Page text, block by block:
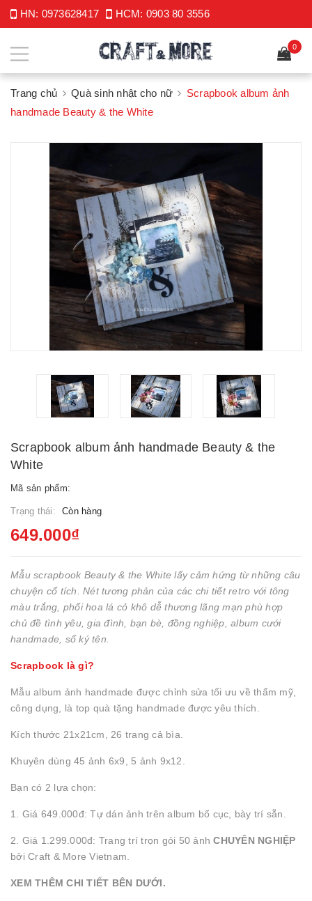
HN: 0973628417 HCM: 0903 80 3556
0
Trang chủ Quà sinh nhật cho nữ
Scrapbook album ảnh
handmade Beauty & the White
Scrapbook album ảnh handmade Beauty & the
White
Mã sản phẩm:
Trạng thái: Còn hàng
649.000₫
Mẫu scrapbook Beauty & the White lấy cảm hứng từ những câu
chuyện cổ tích. Nét tương phản của các chi tiết retro với tông
màu trắng, phối hoa lá cỏ khô dễ thương lãng mạn phù hợp
chủ đề tình yêu, gia đình, bạn bè, đồng nghiệp, album cưới
handmade, sổ ký tên.
Scrapbook là gì?
Mẫu album ảnh handmade được chỉnh sửa tối ưu về thẩm mỹ,
công dụng, là top quà tặng handmade được yêu thích.
Kích thước 21x21cm, 26 trang cả bìa.
Khuyên dùng 45 ảnh 6x9, 5 ảnh 9x12.
Bạn có 2 lựa chọn:
1. Giá 649.000đ: Tự dán ảnh trên album bố cục, bày trí sẵn.
2. Giá 1.299.000đ: Trang trí trọn gói 50 ảnhCHUYÊN NGHIỆP
bởi Craft & More Vietnam.
XEM THÊM CHI TIẾT BÊN DƯỚI.